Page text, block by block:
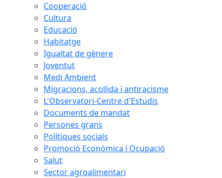
Cooperació
Cultura
Educació
Habitatge
Igualtat de gènere
Joventut
Medi Ambient
Migracions, acollida i antiracisme
L'Observatori-Centre d'Estudis
Documents de mandat
Persones grans
Polítiques socials
Promoció Econòmica i Ocupació
Salut
Sector agroalimentari